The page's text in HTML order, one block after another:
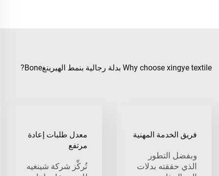
Why choose xingye textile بدلة رجالية بنمط الهيرينغBone?
فريق الخدمة المهنية
وبفضل التطور
الذي حققته بدلات
معدل طلبات إعادة
مرتفع
تُركِّز شركة شينغيه